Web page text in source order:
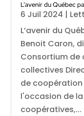
L’avenir du Québec
6 Juil 2024 |
L’avenir du
Benoit Caron,
Consortium de
collectives
de
l'occasion de
coopératives,...